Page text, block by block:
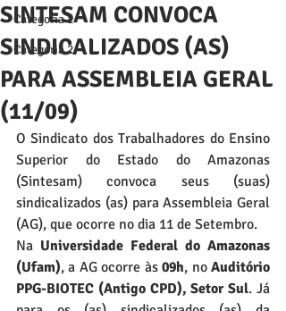
Categoria 1
Categoria 2
SINTESAM CONVOCA
SINDICALIZADOS (AS)
PARA ASSEMBLEIA GERAL
(11/09)
O Sindicato dos Trabalhadores do Ensino
Superior do Estado do Amazonas
(Sintesam) convoca seus (suas)
sindicalizados (as) para Assembleia Geral
(AG), que ocorre no dia 11 de Setembro.
Na Universidade Federal do Amazonas
(Ufam), a AG ocorre às 09h, no Auditório
PPG-BIOTEC (Antigo CPD), Setor Sul. Já